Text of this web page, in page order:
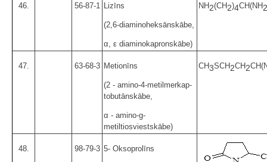
46. 56-87-1 Lizīns
(2,6-diaminoheksānskābe,
α, ε diaminokapronskābe)
NH2(CH2)4CH(NH2
47. 63-68-3 Metionīns
(2 - amino-4-metilmerkap-
tobutānskābe,
α - amino-g-
metiltiosviestskābe)
CH3SCH2CH2
48. 98-79-3 5- Oksoprolīns